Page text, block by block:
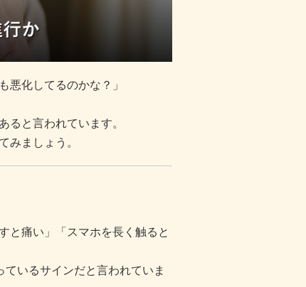
悪化してるのかな？」
ると言われています。
みましょう。
と痛い」「スマホを長く触ると
ているサインだと言われていま